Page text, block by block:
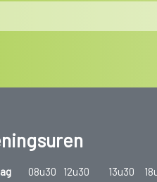
Groeiachterstand
voor kinderreumatologie
08u30 12u30 13u30